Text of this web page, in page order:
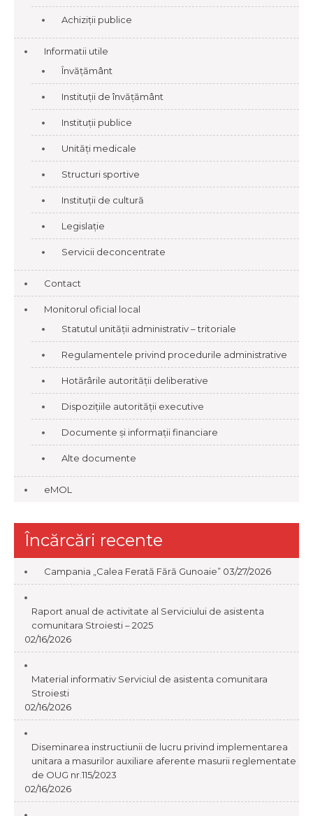
Achiziții publice
Informatii utile
Învățământ
Instituții de învățământ
Instituții publice
Unități medicale
Structuri sportive
Instituții de cultură
Legislație
Servicii deconcentrate
Contact
Monitorul oficial local
Statutul unității administrativ – tritoriale
Regulamentele privind procedurile administrative
Hotărârile autorității deliberative
Dispozițiile autorității executive
Documente și informații financiare
Alte documente
eMOL
Încărcări recente
Campania „Calea Ferată Fără Gunoaie” 03/27/2026
Raport anual de activitate al Serviciului de asistenta
comunitara Stroiesti – 2025
02/16/2026
Material informativ Serviciul de asistenta comunitara
Stroiesti
02/16/2026
Diseminarea instructiunii de lucru privind implementarea
unitara a masurilor auxiliare aferente masurii reglementate
de OUG nr.115/2023
02/16/2026